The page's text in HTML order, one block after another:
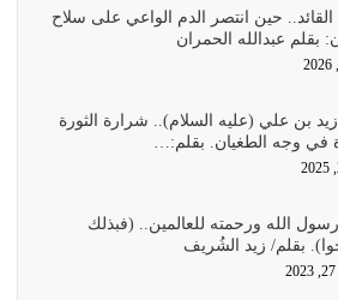
كل…
القائد.. حين انتصر الدم الواعي على سلاح
بقلم عبدالله الحمران
زيد بن علي (عليه السلام).. شرارة الثورة
في وجه الطغيان. بقلم:…
الله ورحمته للعالمين.. (فبذلك
بقلم/ زيد الشُريف